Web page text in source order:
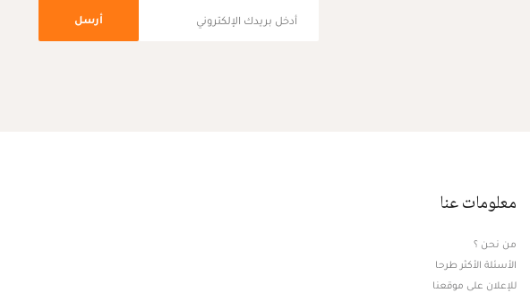
أرسل
معلومات عنا
من نحن ؟
الأسئلة الأكثر طرحا
للإعلان على موقعنا